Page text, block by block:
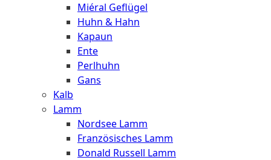
Miéral Geflügel
Huhn & Hahn
Kapaun
Ente
Perlhuhn
Gans
Kalb
Lamm
Nordsee Lamm
Französisches Lamm
Donald Russell Lamm